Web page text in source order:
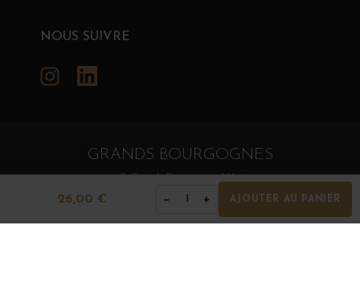
26,00 € − 1 + AJOUTER AU PANIER
NOUS SUIVRE
Instagram
GRANDS BOURGOGNES
© Grands Bourgognes 2026